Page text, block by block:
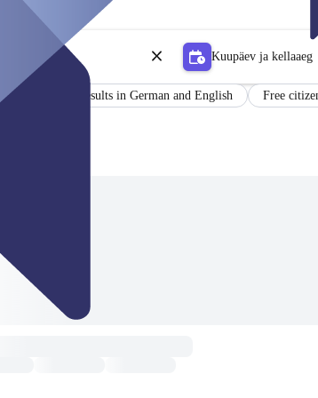
Kuupäev ja kellaaeg
Certificate Results in German and English Free